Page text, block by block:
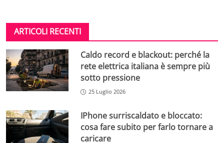
ARTICOLI RECENTI
Caldo record e blackout: perché la
rete elettrica italiana è sempre più
sotto pressione
25 Luglio 2026
IPhone surriscaldato e bloccato:
cosa fare subito per farlo tornare a
caricare